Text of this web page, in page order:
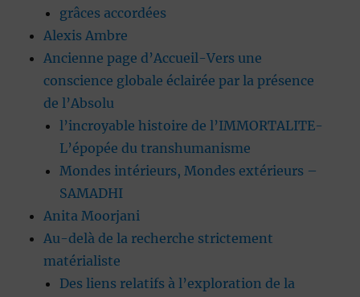
grâces accordées
Alexis Ambre
Ancienne page d’Accueil-Vers une
conscience globale éclairée par la présence
de l’Absolu
l’incroyable histoire de l’IMMORTALITE-
L’épopée du transhumanisme
Mondes intérieurs, Mondes extérieurs –
SAMADHI
Anita Moorjani
Au-delà de la recherche strictement
matérialiste
Des liens relatifs à l’exploration de la